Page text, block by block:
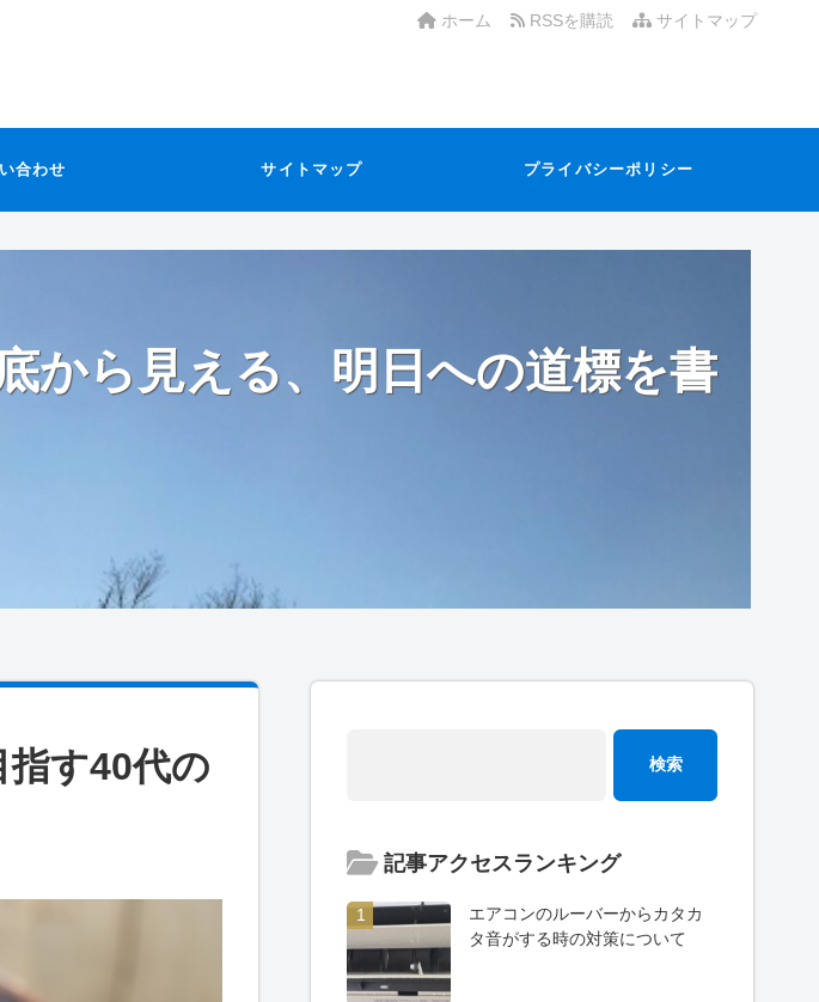
サイトマップ
RSSを購読
ホーム
合わせ サイトマップ プライバシーポリシー
から見える、明日への道標を書
す40代の
記事アクセスランキング
1
エアコンのルーバーからカタカ
タ音がする時の対策について